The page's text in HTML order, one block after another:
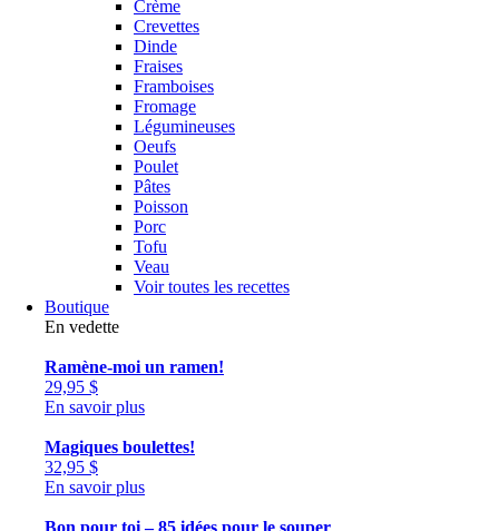
Crème
Crevettes
Dinde
Fraises
Framboises
Fromage
Légumineuses
Oeufs
Poulet
Pâtes
Poisson
Porc
Tofu
Veau
Voir toutes les recettes
Boutique
En vedette
Ramène-moi un ramen!
29,95 $
En savoir plus
Magiques boulettes!
32,95 $
En savoir plus
Bon pour toi – 85 idées pour le souper